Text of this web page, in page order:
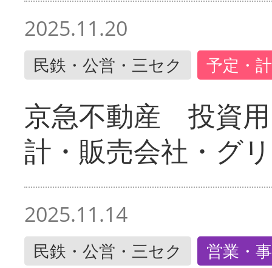
2025.11.20
民鉄・公営・三セク 予定・
京急不動産 投資
計・販売会社・グ
2025.11.14
民鉄・公営・三セク 営業・